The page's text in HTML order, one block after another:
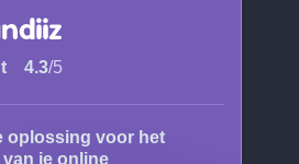
4.3/5
oplossing voor het
van je online